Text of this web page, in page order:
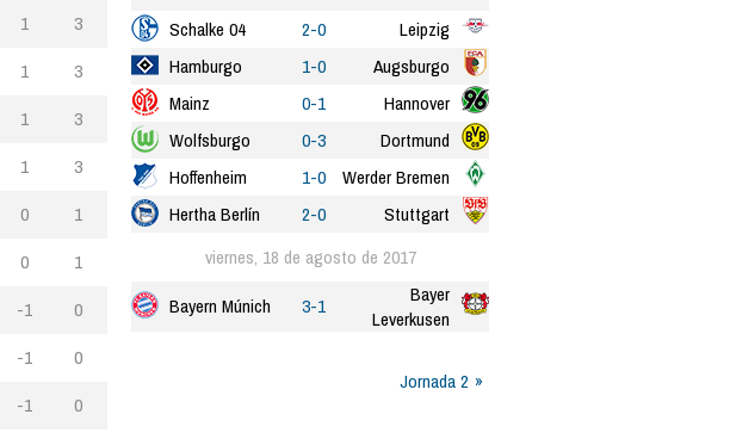
Schalke 04
2-0
Leipzig
Hamburgo
1-0
Augsburgo
Mainz
0-1
Hannover
Wolfsburgo
0-3
Dortmund
Hoffenheim
1-0
Werder Bremen
Hertha Berlín
2-0
Stuttgart
viernes, 18 de agosto de 2017
Bayern Múnich
3-1
Bayer
Leverkusen
Jornada 2
1
3
1
3
1
3
1
3
0
1
0
1
-1
0
-1
0
-1
0